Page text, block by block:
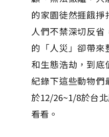
的家園徒然捱餓
人們不禁深切反
的「人災」卻帶來
和生態浩劫，到
紀錄下這些動物們
於12/26~1/8於台
看看。